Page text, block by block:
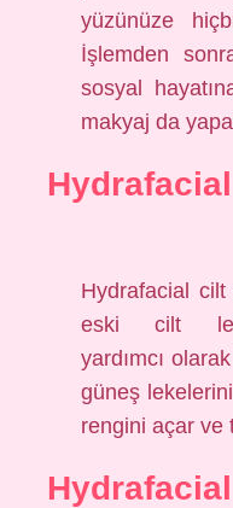
yüzünüze
İşlemden
sosyal
makyaj da
Hydrafacial
eski cilt
yardımcı
güneş
rengini açar ve